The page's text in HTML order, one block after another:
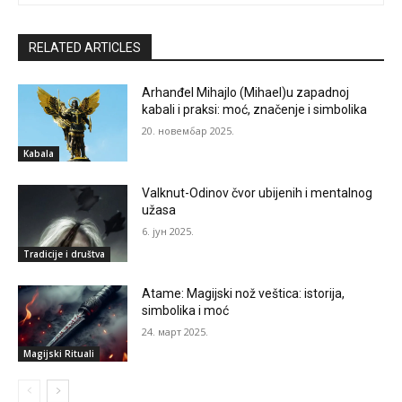
RELATED ARTICLES
Kabala
Arhanđel Mihajlo (Mihael)u zapadnoj
kabali i praksi: moć, značenje i simbolika
20. новембар 2025.
Tradicije i društva
Valknut-Odinov čvor ubijenih i mentalnog
užasa
6. јун 2025.
Magijski Rituali
Atame: Magijski nož veštica: istorija,
simbolika i moć
24. март 2025.